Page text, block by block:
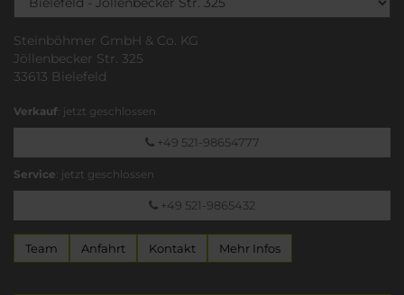
Steinböhmer GmbH & Co. KG
Jöllenbecker Str. 325
33613 Bielefeld
Verkauf: jetzt geschlossen
+49 521-98654777
Service: jetzt geschlossen
+49 521-9865432
Team Anfahrt Kontakt Mehr Infos